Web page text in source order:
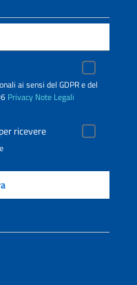
ai sensi del GDPR e del
Privacy Note Legali
ricevere